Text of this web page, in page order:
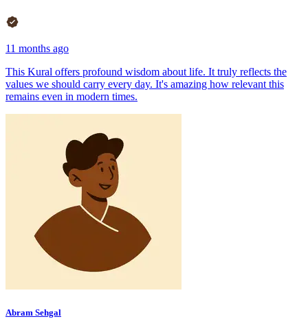
11 months ago
This Kural offers profound wisdom about life. It truly reflects the
values we should carry every day. It's amazing how relevant this
remains even in modern times.
Abram Sehgal